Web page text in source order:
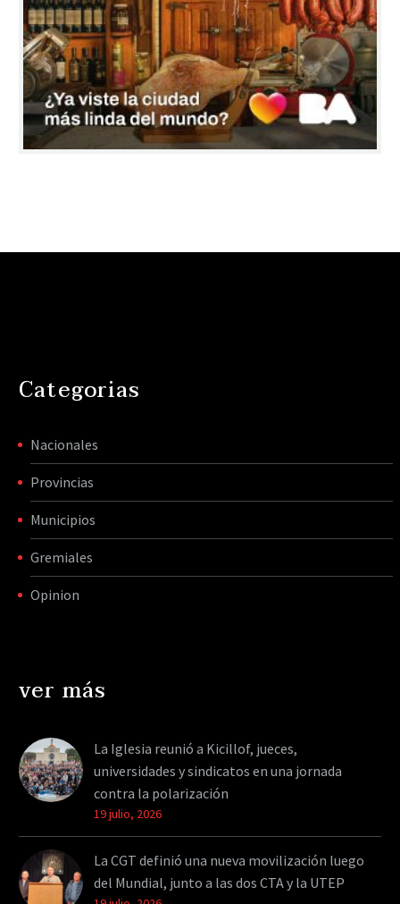
Categorias
Nacionales
Provincias
Municipios
Gremiales
Opinion
ver más
La Iglesia reunió a Kicillof, jueces,
universidades y sindicatos en una jornada
contra la polarización
19 julio, 2026
La CGT definió una nueva movilización luego
del Mundial, junto a las dos CTA y la UTEP